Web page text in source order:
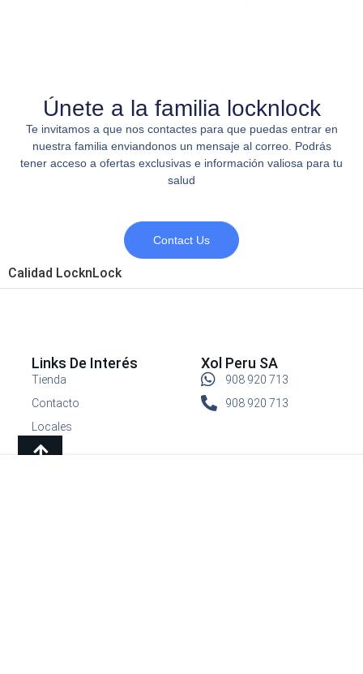
Únete a la familia locknlock
Te invitamos a que nos contactes para que puedas entrar en
nuestra familia enviandonos un mensaje al correo. Podrás
tener acceso a ofertas exclusivas e información valiosa para tu
salud
Contact Us
Calidad LocknLock
Xol Peru SA
908 920 713
908 920 713
Links De Interés
Tienda
Contacto
Locales